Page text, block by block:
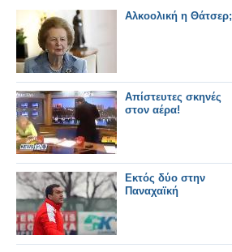
Αλκοολική η Θάτσερ;
Απίστευτες σκηνές
στον αέρα!
Εκτός δύο στην
Παναχαϊκή